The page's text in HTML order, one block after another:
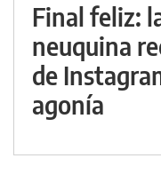
Final feliz:
neuquina
de
agonía